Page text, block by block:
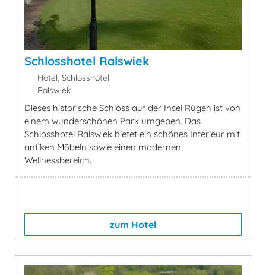
Schlosshotel Ralswiek
Hotel, Schlosshotel
Ralswiek
Dieses historische Schloss auf der Insel Rügen ist von
einem wunderschönen Park umgeben. Das
Schlosshotel Ralswiek bietet ein schönes Interieur mit
antiken Möbeln sowie einen modernen
Wellnessbereich.
zum Hotel